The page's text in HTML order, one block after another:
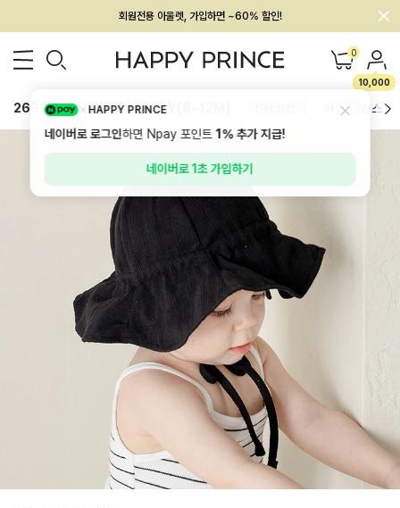
회원전용 아울렛, 가입하면 ~60% 할인!
멤버십 최대 28,000원 혜택 0
10,000
26SS 신상 BEST BABY[6~12M] 하의/레깅스
HAPPY PRINCE
네이버로 로그인하면 Npay 포인트1%추가 지급!
네이버로 1초 가입하기